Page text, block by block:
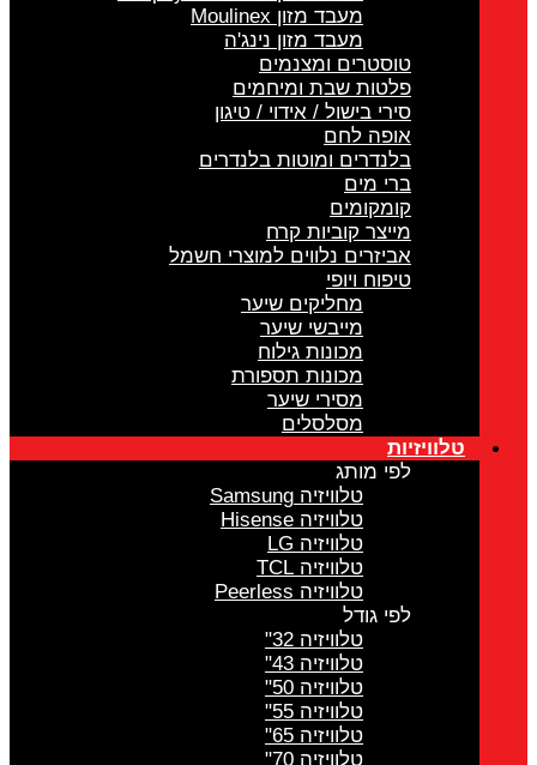
מעבד מזון Moulinex
מעבד מזון נינג'ה
טוסטרים ומצנמים
פלטות שבת ומיחמים
סירי בישול / אידוי / טיגון
אופה לחם
בלנדרים ומוטות בלנדרים
קומקומים
מייצר קוביות קרח
אביזרים נלווים למוצרי חשמל
טיפוח ויופי
מחליקים שיער
מייבשי שיער
מכונות גילוח
מכונות תספורת
מסירי שיער
מסלסלים
טלוויזיות
לפי מותג